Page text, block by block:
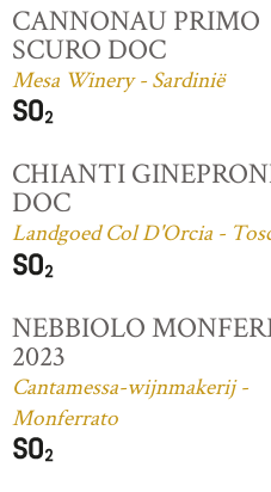
CANNONAU PRIMO
SCURO DOC
Mesa Winery - Sardinië
CHIANTI
DOC
Landgoed Col D'Orcia -
NEBBIOLO
2023
Cantamessa-wijnmakerij -
Monferrato